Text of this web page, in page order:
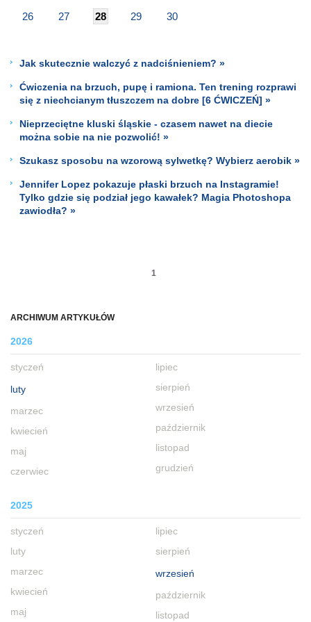
ARCHIWUM ARTYKUŁÓW
2026
styczeń
luty
marzec
kwiecień
maj
czerwiec
lipiec
sierpień
wrzesień
październik
listopad
grudzień
2025
styczeń
luty
marzec
kwiecień
maj
lipiec
sierpień
wrzesień
październik
listopad
26 27 28 29 30
Jak skutecznie walczyć z nadciśnieniem? »
Ćwiczenia na brzuch, pupę i ramiona. Ten trening rozprawi
się z niechcianym tłuszczem na dobre [6 ĆWICZEŃ] »
Nieprzeciętne kluski śląskie - czasem nawet na diecie
można sobie na nie pozwolić! »
Szukasz sposobu na wzorową sylwetkę? Wybierz aerobik »
Jennifer Lopez pokazuje płaski brzuch na Instagramie!
Tylko gdzie się podział jego kawałek? Magia Photoshopa
zawiodła? »
1